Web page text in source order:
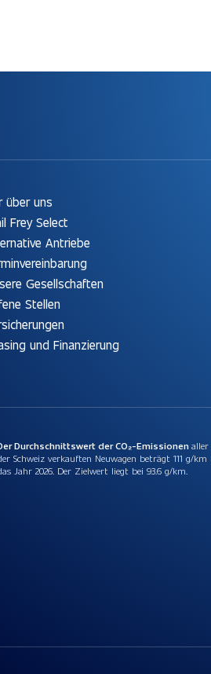
über uns
Frey Select
Antriebe
Gesellschaften
Stellen
und Finanzierung
Durchschnittswert der CO₂-Emissionenaller
Schweiz verkauften Neuwagen beträgt 111 g/
Jahr 2026. Der Zielwert liegt bei 93.6 g/km.